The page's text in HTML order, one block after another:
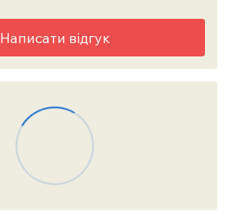
Написати відгук